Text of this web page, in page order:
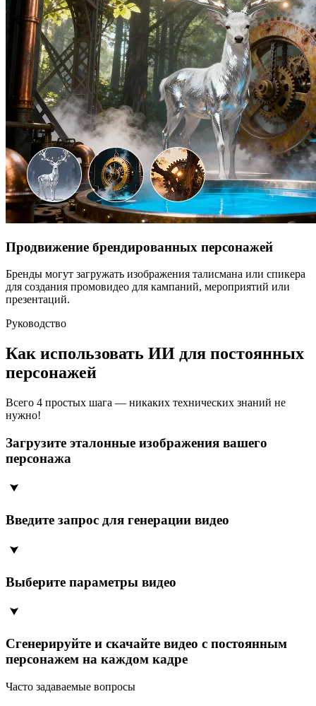
Продвижение брендированных персонажей
Бренды могут загружать изображения талисмана или спикера
для создания промовидео для кампаний, мероприятий или
презентаций.
Руководство
Как использовать ИИ для постоянных
персонажей
Всего 4 простых шага — никаких технических знаний не
нужно!
Загрузите эталонные изображения вашего
персонажа
Введите запрос для генерации видео
Выберите параметры видео
Сгенерируйте и скачайте видео с постоянным
персонажем на каждом кадре
Часто задаваемые вопросы